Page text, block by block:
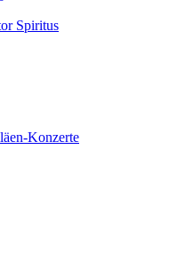
Spiritus
Konzerte